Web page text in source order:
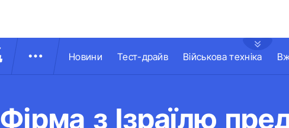
Новини Тест-драйв Військова техніка
Фірма з Ізраїлю